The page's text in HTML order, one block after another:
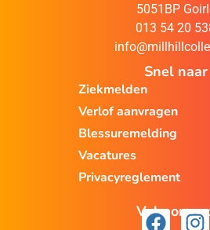
5051BP
013 54 20
Snel naar
Ziekmelden
Verlof aanvragen
Blessuremelding
Vacatures
Privacyreglement
Volg ons